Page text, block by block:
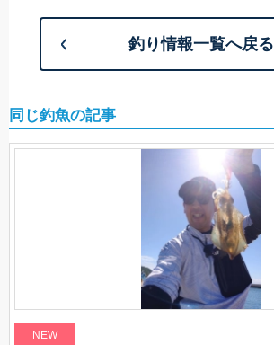
釣り情報一覧へ戻る
同じ釣魚の記事
NEW